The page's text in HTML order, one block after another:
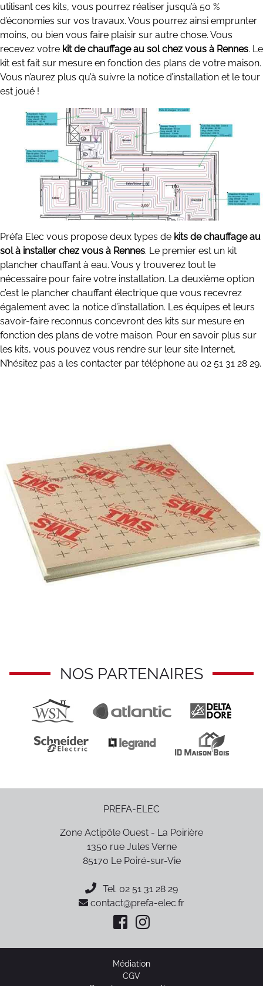
utilisant ces kits, vous pourrez réaliser jusqu’à 50 %
d’économies sur vos travaux. Vous pourrez ainsi emprunter
moins, ou bien vous faire plaisir sur autre chose. Vous
recevez votre kit de chauffage au sol chez vous à Rennes. Le
kit est fait sur mesure en fonction des plans de votre maison.
Vous n’aurez plus qu’à suivre la notice d’installation et le tour
est joué !
Préfa Elec vous propose deux types de kits de chauffage au
sol à installer chez vous à Rennes. Le premier est un kit
plancher chauffant à eau. Vous y trouverez tout le
nécessaire pour faire votre installation. La deuxième option
c’est le plancher chauffant électrique que vous recevrez
également avec la notice d’installation. Les équipes et leurs
savoir-faire reconnus concevront des kits sur mesure en
fonction des plans de votre maison. Pour en savoir plus sur
les kits, vous pouvez vous rendre sur leur site Internet.
N’hésitez pas a les contacter par téléphone au 02 51 31 28 29.
NOS PARTENAIRES
PREFA-ELEC
Zone Actipôle Ouest - La Poirière
1350 rue Jules Verne
85170 Le Poiré-sur-Vie
Tel. 02 51 31 28 29
contact@prefa-elec.fr
Médiation
CGV